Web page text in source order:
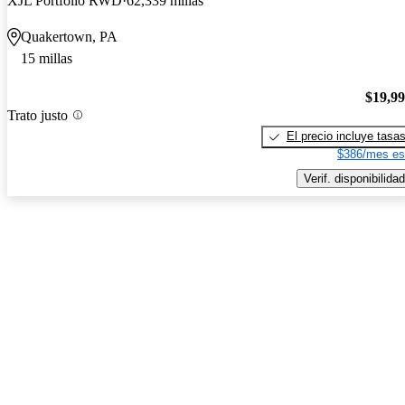
Quakertown, PA
15 millas
Trato justo
El precio incluye tasas
$386/mes
Verif. disponibilidad